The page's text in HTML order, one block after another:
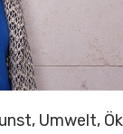
Umwelt,